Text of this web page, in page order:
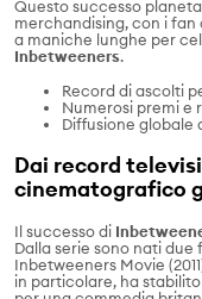
Questo successo
merchandising, con i
a maniche lunghe per
Inbetweeners.
Record di ascolti
Numerosi premi e
Diffusione
Dai record
cinematografico
Il successo di
Dalla serie sono nati due
Inbetweeners Movie
in particolare, ha